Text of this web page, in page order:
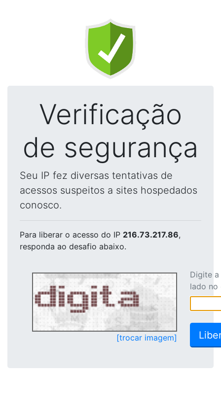
Verificação
de segurança
Seu IP fez diversas tentativas de
acessos suspeitos a sites hospedados
conosco.
Para liberar o acesso do IP 216.73.217.86,
responda ao desafio abaixo.
[trocar imagem]
Digite
lado no